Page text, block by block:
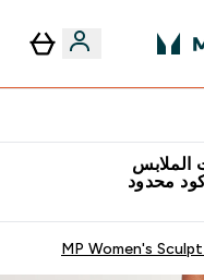
الملابس
MP Women's